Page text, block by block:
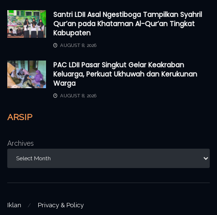
Santri LDII Asal Ngestiboga Tampilkan Syahril
Qur’an pada Khataman Al-Qur’an Tingkat
Kabupaten
AUGUST 8, 2026
PAC LDII Pasar Singkut Gelar Keakraban
Keluarga, Perkuat Ukhuwah dan Kerukunan
Warga
AUGUST 8, 2026
ARSIP
Archives
Iklan Privacy & Policy